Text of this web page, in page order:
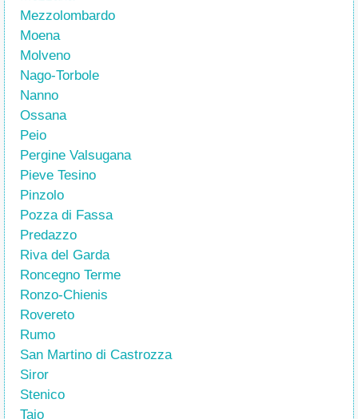
Mezzolombardo
Moena
Molveno
Nago-Torbole
Nanno
Ossana
Peio
Pergine Valsugana
Pieve Tesino
Pinzolo
Pozza di Fassa
Predazzo
Riva del Garda
Roncegno Terme
Ronzo-Chienis
Rovereto
Rumo
San Martino di Castrozza
Siror
Stenico
Taio